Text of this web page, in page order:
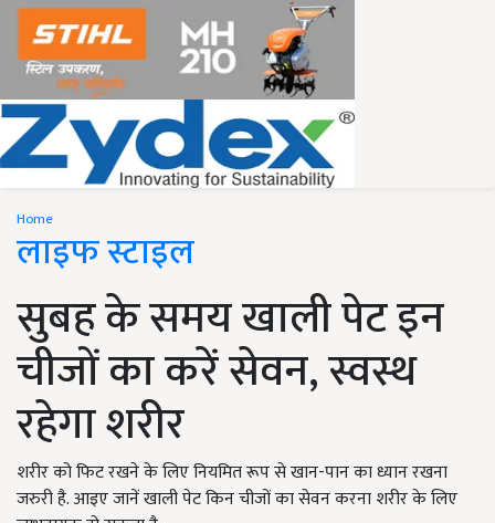
Home
लाइफ स्टाइल
सुबह के समय खाली पेट इन
चीजों का करें सेवन, स्वस्थ
रहेगा शरीर
शरीर को फिट रखने के लिए नियमित रूप से खान-पान का ध्यान रखना
जरुरी है. आइए जानें खाली पेट किन चीजों का सेवन करना शरीर के लिए